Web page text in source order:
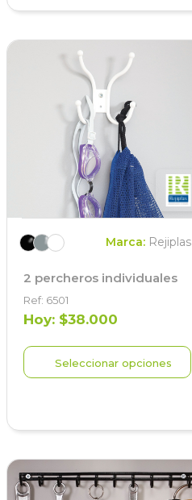
Marca: Rejiplas
2 percheros individuales
Ref: 6501
Hoy: $38.000
Seleccionar opciones